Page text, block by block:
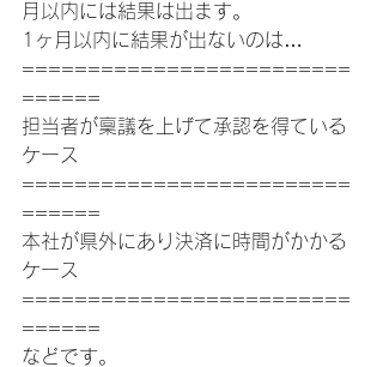
月以内には結果は出ます。
1ヶ月以内に結果が出ないのは…
=========================
======
担当者が稟議を上げて承認を得ている
ケース
=========================
======
本社が県外にあり決済に時間がかかる
ケース
=========================
======
などです。